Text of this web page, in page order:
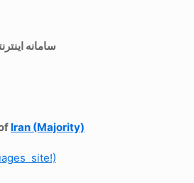
سامانه
Iran (Majority)
site!)